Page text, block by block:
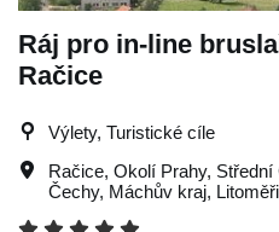
Ráj pro in-line
Račice
Výlety, Turistické cíle
Račice, Okolí Prahy, Střední
Čechy, Máchův kraj,